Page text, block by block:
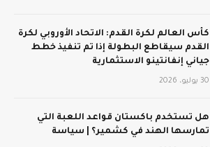
كأس العالم لكرة القدم: الاتحاد الأوروبي لكرة
القدم سيقاطع البطولة إذا تم تنفيذ خطط
جياني إنفانتينو الاستثمارية
30 يوليو، 2026
هل تستخدم باكستان قواعد اللعبة التي
تمارسها الهند في كشمير؟ | سياسة